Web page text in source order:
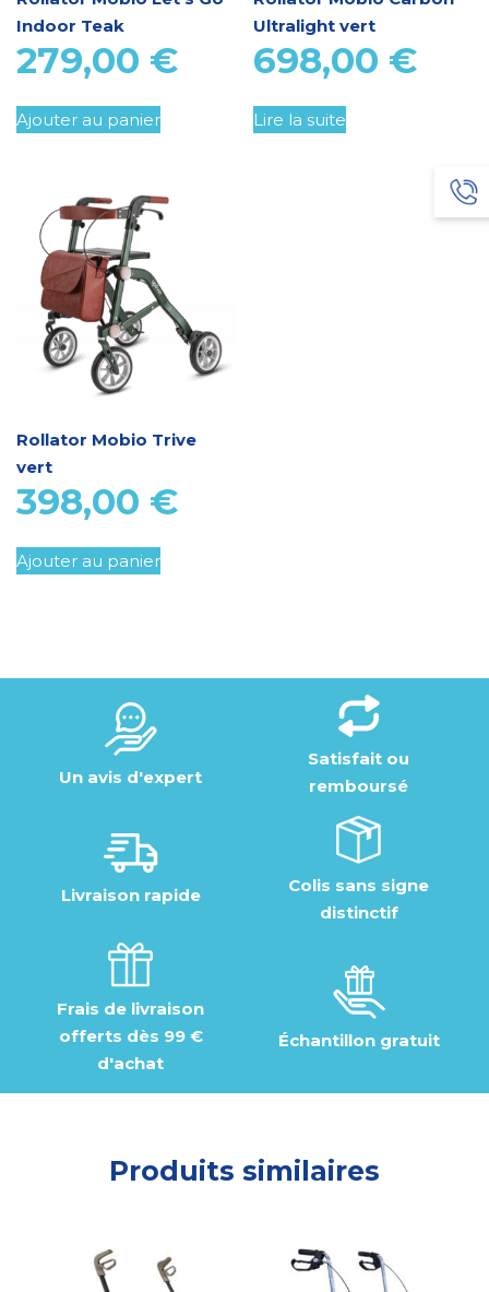
Indoor Teak
279,00 €
Ajouter au panier
Ultralight vert
698,00 €
Lire la suite
Rollator Mobio Trive
vert
398,00 €
Ajouter au panier
Un avis d'expert
Satisfait ou
remboursé
Livraison rapide
Colis sans signe
distinctif
Frais de livraison
offerts dès 99 €
d'achat
Échantillon gratuit
Produits similaires